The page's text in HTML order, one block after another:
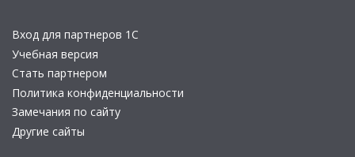
Вход для партнеров 1С
Учебная версия
Стать партнером
Политика конфиденциальности
Замечания по сайту
Другие сайты